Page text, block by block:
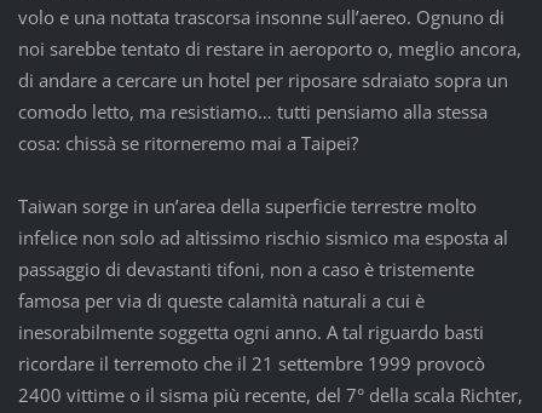
volo e una nottata trascorsa insonne sull’aereo. Ognuno di
noi sarebbe tentato di restare in aeroporto o, meglio ancora,
di andare a cercare un hotel per riposare sdraiato sopra un
comodo letto, ma resistiamo… tutti pensiamo alla stessa
cosa: chissà se ritorneremo mai a Taipei?
Taiwan sorge in un’area della superficie terrestre molto
infelice non solo ad altissimo rischio sismico ma esposta al
passaggio di devastanti tifoni, non a caso è tristemente
famosa per via di queste calamità naturali a cui è
inesorabilmente soggetta ogni anno. A tal riguardo basti
ricordare il terremoto che il 21 settembre 1999 provocò
2400 vittime o il sisma più recente, del 7° della scala Richter,